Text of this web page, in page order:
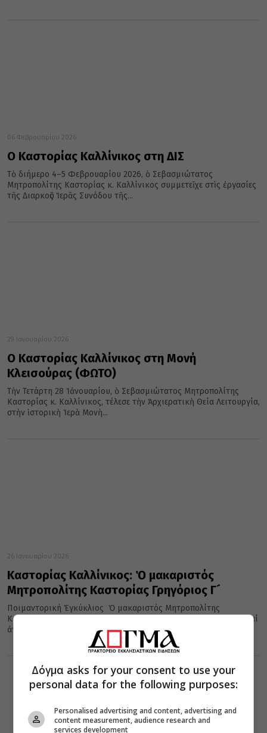
06 Φεβρουαρίου 2026
Ο Καστορίας Καλλίνικος στη ΔΙΣ
Τὸ διήμερο 4–5 Φεβρουαρίου 2026, ὁ Σεβασμιώτατος
Μητροπολίτης Καστορίας κ. Καλλίνικος συμμετεῖχε στὶς ἐργασίες
τῆς Διαρκοῦς Ἱερᾶς Συνόδου τῆς...
29 Ιανουαρίου 2026
Ο Καστορίας Καλλίνικος στη Μονή
Κλεισούρας (ΦΩΤΟ)
Τὴν Τετάρτη 28 Ἰἀνουαρίου, ὁ Σεβασμιώτατος Μητροπολίτης
Καστορίας κ. Καλλίνικος, τέλεσε τὴν Ἀρχιερατικὴ Θεία Λειτουργία,
στὴν ἱστορικὴ Ἱερὰ Μονὴ...
26 Ιανουαρίου 2026
Καστορίας Καλλίνικος: Ὁ μακαριστός
Μητροπολίτης Καστορίας Γρηγόριος Γ´
Ποιμαντορική Ἐγκύκλιος Ὁ μακαριστός Μητροπολίτης
Καστορίας Γρηγόριος Γ´ (Παπουτσόπουλος) Ἀγαπητοί ἀδελφοί καί
ἀγαπητά μου παιδιά Ὁ Ἐπίσκοπος, ὡς Διάδοχος...
Δόγμα asks for your consent to use your
personal data for the following purposes:
Personalised advertising and content, advertising and
content measurement, audience research and
services development